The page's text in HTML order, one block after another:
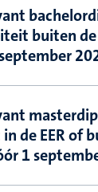
buiten de
de EER of
1